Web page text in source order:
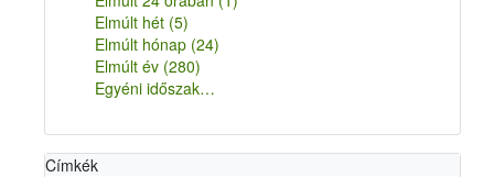
Elmúlt hét (5)
Elmúlt hónap (24)
Elmúlt év (280)
Egyéni időszak…
Címkék